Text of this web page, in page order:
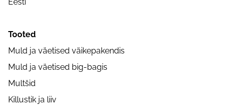
Tooted
Muld ja väetised väikepakendis
Muld ja väetised big-bagis
Multšid
Killustik ja liiv